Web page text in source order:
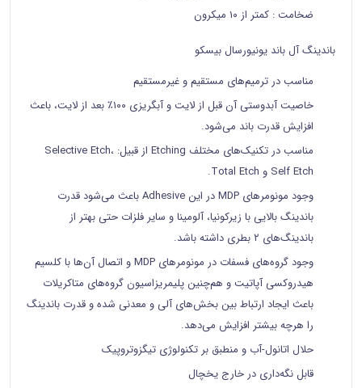
ضخامت : کمتر از ۱۰ میکرون
باندینگ آل باند یونیورسال بیسکو
مناسب در ترمیم‌های مستقیم و غیرمستقیم
خاصیت آبدوستی آن قبل از لایت و آبگریزی ۱۰۰٪ بعد از لایت، باعث
افزایش قدرت باند می‌شود.
مناسب در تکنیک‌های مختلف Etching از قبیل: Selective Etch،
Self Etch و Total Etch.
وجود مونومرهای MDP در این Adhesive باعث می‌شود قدرت
باندینگ بالایی با زیرکونیا، آلومینا و سایر فلزات حتی بهتر از
باندینگ‌های ۲ بطری داشته باشد.
وجود گروه‌های فسفات در مونومرهای MDP و اتصال آن‌ها با کلسیم
هیدروکسی آپاتیت و هم‌چنین پلیمریزاسیون گروه‌های متاکریلات
باعث ایجاد ارتباط بین بخش‌های آلی و معدنی شده و قدرت باندینگ
را هرچه بیشتر افزایش می‌دهد.
حلال اتانول-آب و منطبق بر تکنولوژی تیگزوتروپیک
قابل نگه‌داری در خارج یخچال